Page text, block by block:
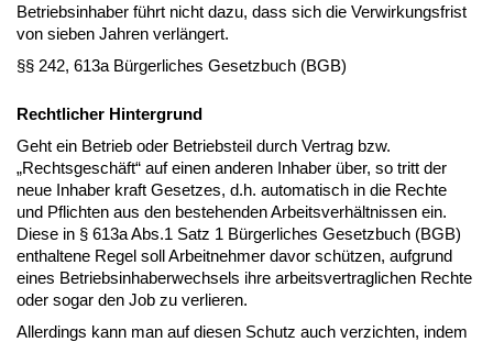
Betriebsinhaber führt nicht dazu, dass sich die Verwirkungsfrist
von sieben Jahren verlängert.
§§ 242, 613a Bürgerliches Gesetzbuch (BGB)
Rechtlicher Hintergrund
Geht ein Betrieb oder Betriebsteil durch Vertrag bzw.
„Rechtsgeschäft“ auf einen anderen Inhaber über, so tritt der
neue Inhaber kraft Gesetzes, d.h. automatisch in die Rechte
und Pflichten aus den bestehenden Arbeitsverhältnissen ein.
Diese in § 613a Abs.1 Satz 1 Bürgerliches Gesetzbuch (BGB)
enthaltene Regel soll Arbeitnehmer davor schützen, aufgrund
eines Betriebsinhaberwechsels ihre arbeitsvertraglichen Rechte
oder sogar den Job zu verlieren.
Allerdings kann man auf diesen Schutz auch verzichten, indem